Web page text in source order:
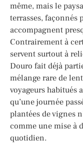
même, mais le
terrasses, façonnés
accompagnent
Contrairement à
servent surtout à
Douro fait déjà
mélange rare de
voyageurs habitués
qu’une journée
plantées de vignes
comme une mise à
quotidien.